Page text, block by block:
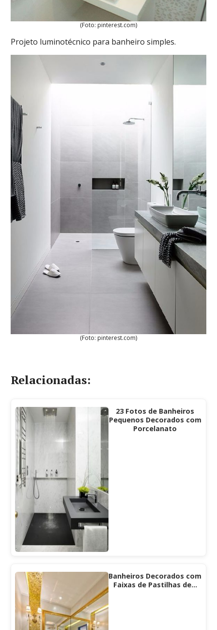
(Foto: pinterest.com)
Projeto luminotécnico para banheiro simples.
(Foto: pinterest.com)
Relacionadas:
23 Fotos de Banheiros
Pequenos Decorados com
Porcelanato
Banheiros Decorados com
Faixas de Pastilhas de…